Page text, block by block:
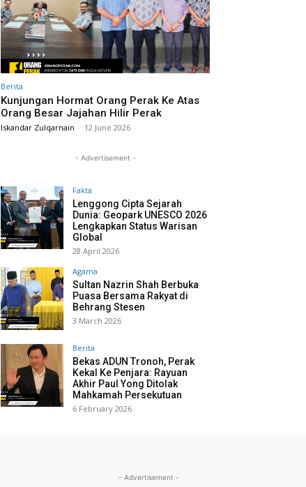
Berita
Kunjungan Hormat Orang Perak Ke Atas
Orang Besar Jajahan Hilir Perak
Iskandar Zulqarnain - 12 June 2026
- Advertisement -
Fakta
Lenggong Cipta Sejarah
Dunia: Geopark UNESCO 2026
Lengkapkan Status Warisan
Global
28 April 2026
Agama
Sultan Nazrin Shah Berbuka
Puasa Bersama Rakyat di
Behrang Stesen
3 March 2026
Berita
Bekas ADUN Tronoh, Perak
Kekal Ke Penjara: Rayuan
Akhir Paul Yong Ditolak
Mahkamah Persekutuan
6 February 2026
- Advertisement -